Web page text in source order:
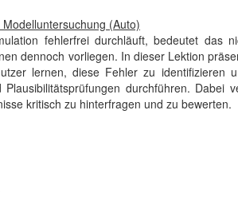
(Auto)
fehlerfrei durchläuft, bedeutet das
dennoch vorliegen. In dieser Lektion
lernen, diese Fehler zu identifizieren
Plausibilitätsprüfungen durchführen.
kritisch zu hinterfragen und zu bewerten.